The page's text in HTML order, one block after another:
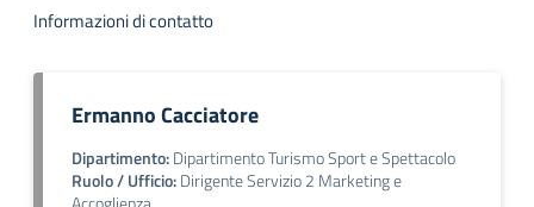
Informazioni di contatto
Ermanno Cacciatore
Dipartimento:Dipartimento Turismo Sport e Spettacolo
Ruolo / Ufficio:Dirigente Servizio 2 Marketing e